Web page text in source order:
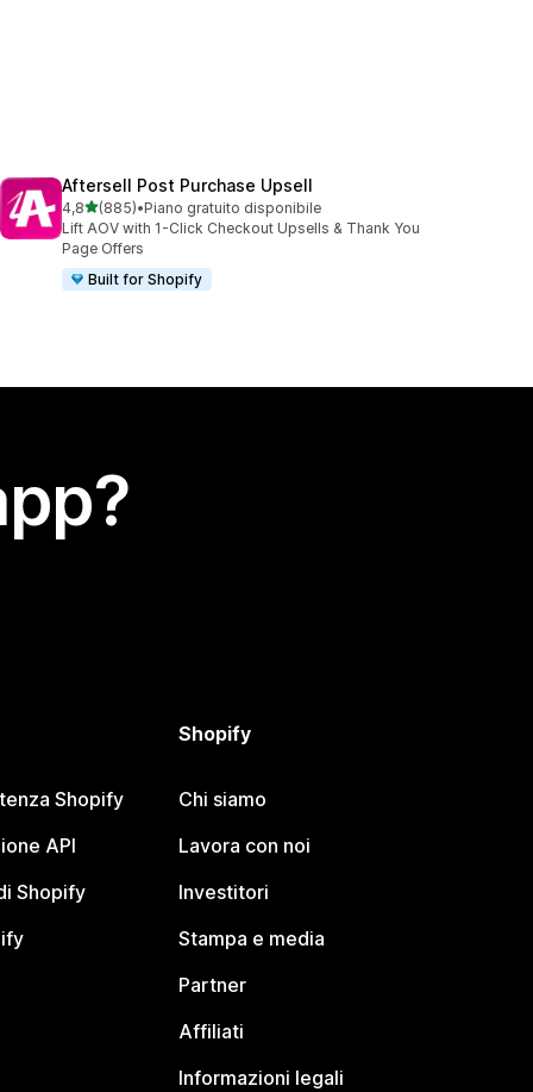
Aftersell Post Purchase Upsell
4,8stelle su 5
(885)
885 recensioni totali
•Piano gratuito disponibile
Lift AOV with 1-Click Checkout Upsells & Thank You
Page Offers
Built for Shopify
Shopify
API
Shopify
Shopify
Chi siamo
Lavora con noi
Investitori
Stampa e media
Partner
Affiliati
Informazioni legali